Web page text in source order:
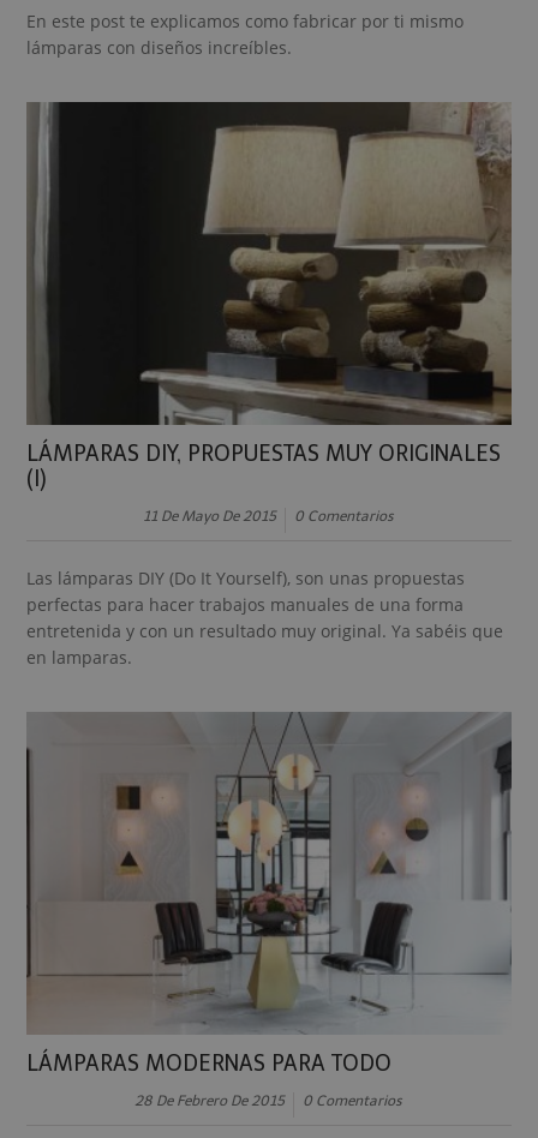
En este post te explicamos como fabricar por ti mismo
lámparas con diseños increíbles.
LÁMPARAS DIY, PROPUESTAS MUY ORIGINALES
(I)
11 De Mayo De 2015 0 Comentarios
Las lámparas DIY (Do It Yourself), son unas propuestas
perfectas para hacer trabajos manuales de una forma
entretenida y con un resultado muy original. Ya sabéis que
en lamparas.
LÁMPARAS MODERNAS PARA TODO
28 De Febrero De 2015 0 Comentarios